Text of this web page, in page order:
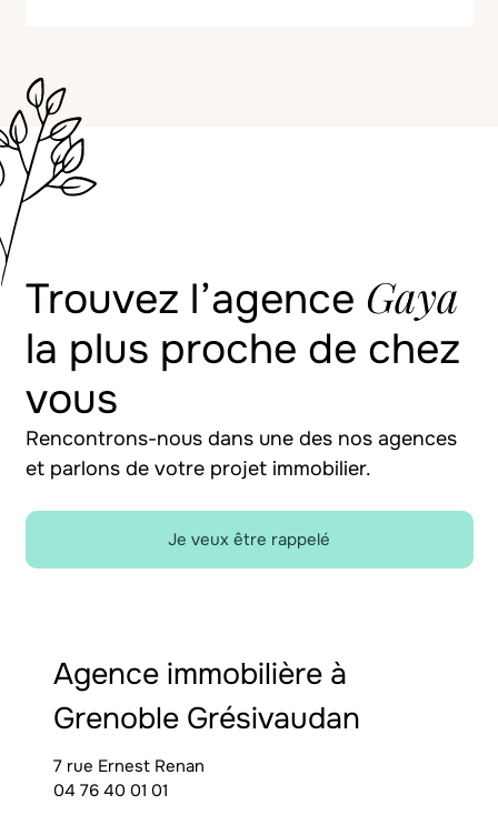
Trouvez l’agence Gaya
la plus proche de chez
vous
Rencontrons-nous dans une des nos agences
et parlons de votre projet immobilier.
Je veux être rappelé
Agence immobilière à
Grenoble Grésivaudan
7 rue Ernest Renan
04 76 40 01 01